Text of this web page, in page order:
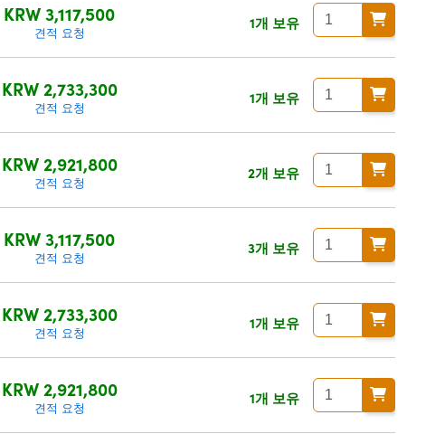
KRW 3,117,500
견적 요청
1개 보유
KRW 2,733,300
견적 요청
1개 보유
KRW 2,921,800
견적 요청
2개 보유
KRW 3,117,500
견적 요청
3개 보유
KRW 2,733,300
견적 요청
1개 보유
KRW 2,921,800
견적 요청
1개 보유